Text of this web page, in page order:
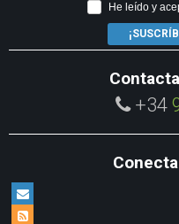
He leído y
+34